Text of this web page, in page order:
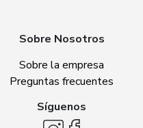
Sobre Nosotros
Sobre la empresa
Preguntas frecuentes
Síguenos